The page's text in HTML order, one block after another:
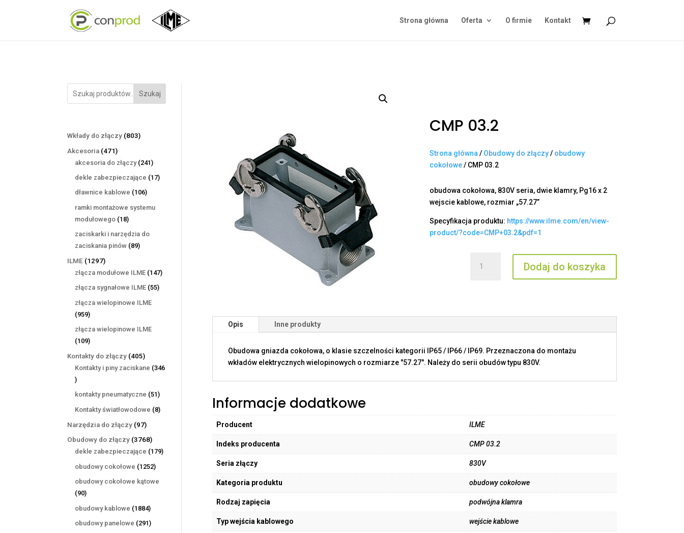
Strona główna Oferta O firmie Kontakt
Szukaj
Wkłady do złączy 803803
Akcesoria 471471
produktów
akcesoria do złączy 241241
produktów
dekle zabezpieczające 1717
dławnice kablowe 106106
ramki montażowe systemu
modułowego 1818
produktów
zaciskarki i narzędzia do
zaciskania pinów 8989
ILME 12971297
produktów
złącza modułowe ILME 147147
złącza sygnałowe ILME 5555
złącza wielopinowe ILME
959959
produktów
złącza wielopinowe ILME
109109
produktów
Kontakty do złączy 405405
produktów
Kontakty i piny zaciskane 346
346
produktów
kontakty pneumatyczne 5151
produktów
Kontakty światłowodowe 88
Narzędzia do złączy 9797
produktów
Obudowy do złączy 37683768
produktów
dekle zabezpieczające 179179
obudowy cokołowe 12521252
obudowy cokołowe kątowe
9090
produktów
obudowy kablowe 18841884
produkty
obudowy panelowe 291291
CMP 03.2
Strona główna / Obudowy do złączy/ obudowy
cokołowe/ CMP 03.2
obudowa cokołowa, 830V seria, dwie klamry, Pg16 x 2
wejscie kablowe, rozmiar „57.27”
Specyfikacja produktu: https://www.ilme.com/en/view-
product/?code=CMP+03.2&pdf=1
CMP
Dodaj do koszyka
Opis Inne produkty
Obudowa gniazda cokołowa, o klasie szczelności kategorii IP65 / IP66 / IP69. Przeznaczona do montażu
wkładów elektrycznych wielopinowych o rozmiarze "57.27". Należy do serii obudów typu 830V.
Informacje dodatkowe
Producent ILME
Indeks producenta CMP 03.2
Seria złączy 830V
Kategoria produktu obudowy cokołowe
Rodzaj zapięcia podwójna klamra
Typ wejścia kablowego wejście kablowe